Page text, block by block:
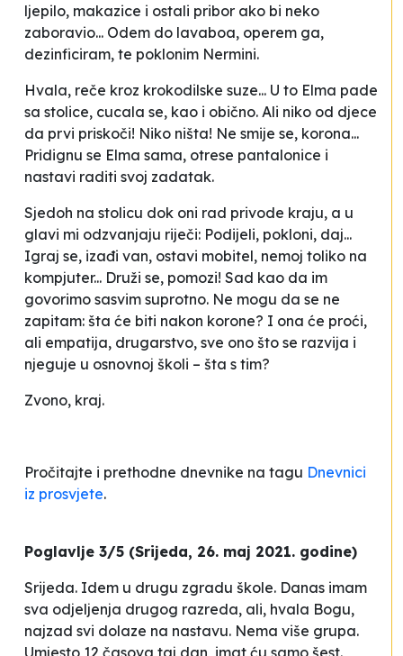
ljepilo, makazice i ostali pribor ako bi neko
zaboravio... Odem do lavaboa, operem ga,
dezinficiram, te poklonim Nermini.
Hvala, reče kroz krokodilske suze... U to Elma pade
sa stolice, cucala se, kao i obično. Ali niko od djece
da prvi priskoči! Niko ništa! Ne smije se, korona...
Pridignu se Elma sama, otrese pantalonice i
nastavi raditi svoj zadatak.
Sjedoh na stolicu dok oni rad privode kraju, a u
glavi mi odzvanjaju riječi: Podijeli, pokloni, daj...
Igraj se, izađi van, ostavi mobitel, nemoj toliko na
kompjuter... Druži se, pomozi! Sad kao da im
govorimo sasvim suprotno. Ne mogu da se ne
zapitam: šta će biti nakon korone? I ona će proći,
ali empatija, drugarstvo, sve ono što se razvija i
njeguje u osnovnoj školi – šta s tim?
Zvono, kraj.
Pročitajte i prethodne dnevnike na tagu Dnevnici
iz prosvjete.
Poglavlje 3/5 (Srijeda, 26. maj 2021. godine)
Srijeda. Idem u drugu zgradu škole. Danas imam
sva odjeljenja drugog razreda, ali, hvala Bogu,
najzad svi dolaze na nastavu. Nema više grupa.